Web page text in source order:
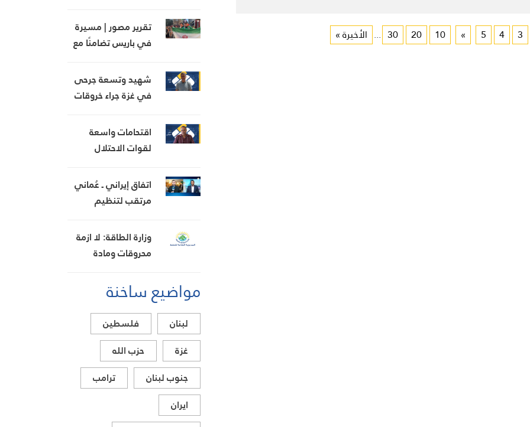
3
4
5
»
10
20
30
... الأخيرة »
أهلنا
تقرير مصور | مسيرة
في باريس تضامنًا مع
الاحتلال
شهيد وتسعة جرحى
في غزة جراء خروقات
في غزة
اقتحامات واسعة
لقوات الاحتلال
الضفة المحتلة
اتفاق إيراني ـ عُماني
مرتقب لتنظيم
هرمز
وزارة الطاقة: لا ازمة
محروقات ومادة
مواضيع ساخنة
لبنان
فلسطين
غزة
حزب الله
جنوب لبنان
ترامب
ايران